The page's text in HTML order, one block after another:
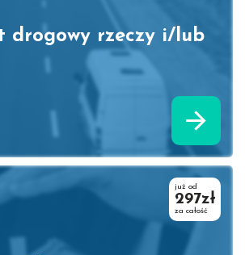
drogowy rzeczy i/lub
już od
297zł
za całość